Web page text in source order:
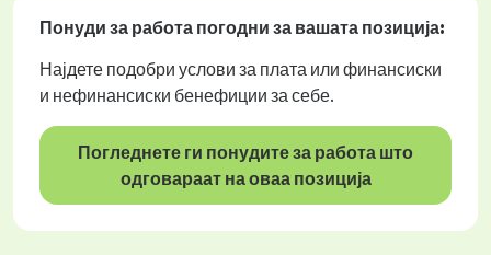
Понуди за работа погодни за вашата позиција:
Најдете подобри услови за плата или финансиски
и нефинансиски бенефиции за себе.
Погледнете ги понудите за работа што
одговараат на оваа позиција